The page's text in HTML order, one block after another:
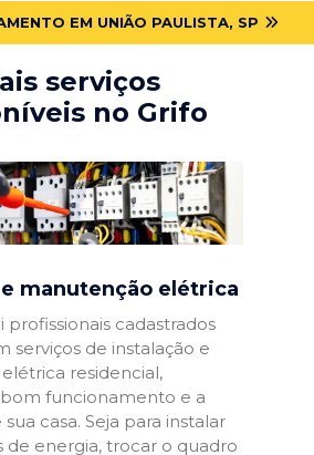
EM UNIÃO PAULISTA, SP
serviços
no Grifo
manutenção elétrica
profissionais cadastrados
serviços de instalação e
residencial,
funcionamento e a
casa. Seja para instalar
de energia, trocar o quadro